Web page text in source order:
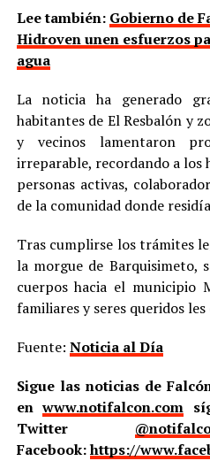
Lee también: Gobierno de
Hidroven unen esfuerzos
agua
La noticia ha generado
habitantes de El Resbalón y
y vecinos lamentaron
irreparable, recordando a los
personas activas,
de la comunidad donde
Tras cumplirse los trámites
la morgue de Barquisimeto,
cuerpos hacia el municipio
familiares y seres queridos
Fuente: Noticia al Día
Sigue las noticias de
enwww.notifalcon.com
Twitter
Facebook:https://